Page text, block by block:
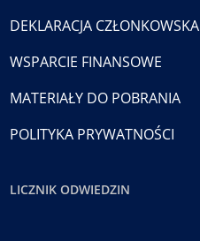
DEKLARACJA CZŁONKOWSKA
WSPARCIE FINANSOWE
MATERIAŁY DO POBRANIA
POLITYKA PRYWATNOŚCI
LICZNIK ODWIEDZIN